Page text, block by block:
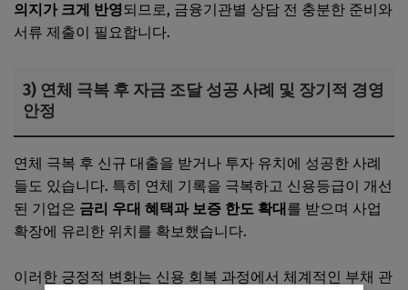
의지가 크게 반영되므로, 금융기관별 상담 전 충분한 준비와
서류 제출이 필요합니다.
3) 연체 극복 후 자금 조달 성공 사례 및 장기적 경영
안정
연체 극복 후 신규 대출을 받거나 투자 유치에 성공한 사례
들도 있습니다. 특히 연체 기록을 극복하고 신용등급이 개선
된 기업은 금리 우대 혜택과 보증 한도 확대 를 받으며 사업
확장에 유리한 위치를 확보했습니다.
이러한 긍정적 변화는 신용 회복 과정에서 체계적인 부채 관